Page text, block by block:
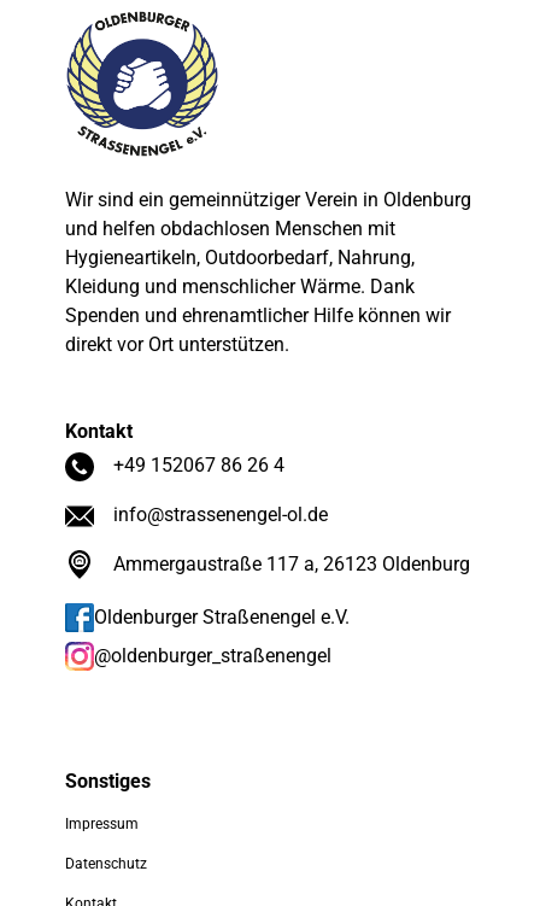
Wir sind ein gemeinnütziger Verein in Oldenburg
und helfen obdachlosen Menschen mit
Hygieneartikeln, Outdoorbedarf, Nahrung,
Kleidung und menschlicher Wärme. Dank
Spenden und ehrenamtlicher Hilfe können wir
direkt vor Ort unterstützen.
Kontakt
+49 152067 86 26 4
info@strassenengel-ol.de
Ammergaustraße 117 a, 26123 Oldenburg
Oldenburger Straßenengel e.V.
@oldenburger_straßenengel
Sonstiges
Impressum
Datenschutz